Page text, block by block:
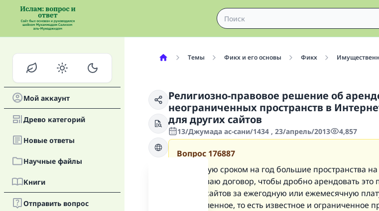
Мой аккаунт
Древо категорий
Новые oтветы
Научные файлы
Книги
Отправить вопрос
Темы Фикх и его основы Фикх
Религиозно-правовое решение об
неограниченных пространств в
для других сайтов
13/Джумада ас-сани/1434 , 23/апрель/2013 4,857
Вопрос 176887
Я арендую сроком на год большие пространства
продлеваю договор, чтобы дробно арендовать это
других сайтов за ежегодную или ежемесячную
определенное, то есть известное и ограниченное